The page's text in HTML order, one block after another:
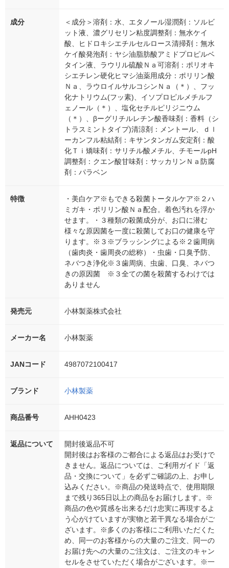
成分
＜成分＞溶剤：水、エタノール湿潤剤：ソルビ
ット液、濃グリセリン粘度調整剤：無水ケイ
酸、ヒドロキシエチルセルロース清掃剤：無水
ケイ酸発泡剤：ヤシ油脂肪酸アミドプロピルベ
タイン液、ラウリル硫酸Ｎａ可溶剤：ポリオキ
シエチレン硬化ヒマシ油薬用成分：ポリリン酸
Ｎａ、ラウロイルサルコシンＮａ（＊）、フッ
化ナトリウム(フッ素)、イソプロピルメチルフ
ェノール（＊）、塩化セチルピリジニウム
（＊）、βーグリチルレチン酸香味剤：香料（シ
トラスミントタイプ)清涼剤：メントール、ｄｌ
ーカンフル粘結剤：キサンタンガム安定剤：酸
化Ｔｉ矯味剤：サリチル酸メチル、チモールpH
調整剤：クエン酸甘味剤：サッカリンＮａ防腐
剤：パラベン
特徴
・美白ケア※もできる殺菌トータルケア※２ハ
ミガキ・ポリリン酸Ｎａ配合。着色汚れを浮か
せます。・３種類の殺菌成分が、お口に潜む
様々な原因菌を一度に殺菌してお口の健康を守
ります。※３※ブラッシングによる※２歯周病
（歯肉炎・歯周炎の総称）・虫歯・口臭予防、
ネバつき浄化※３歯周病、虫歯、口臭、ネバつ
きの原因菌 ※３全ての菌を殺菌するわけでは
ありません
発売元 小林製薬株式会社
メーカー名 小林製薬
JANコード 4987072100417
ブランド 小林製薬
商品番号 AHH0423
返品について
開封後返品不可
開封後はお客様のご都合による返品はお受けで
きません。返品については、ご利用ガイド「返
品・交換について」を必ずご確認の上、お申し
込みください。※商品の発送時点で、使用期限
まで残り365日以上の商品をお届けします。※
商品の色や質感を出来るだけ忠実に再現するよ
う心がけていますが実物と若干異なる場合がご
ざいます。※多くのお客様にご利用いただくた
め、同一のお客様からの大量のご注文、同一の
お届け先への大量のご注文は、ご注文のキャン
セルをさせていただく場合がございます。※一